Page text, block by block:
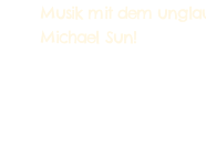
Musik mit dem
Michael Sun!